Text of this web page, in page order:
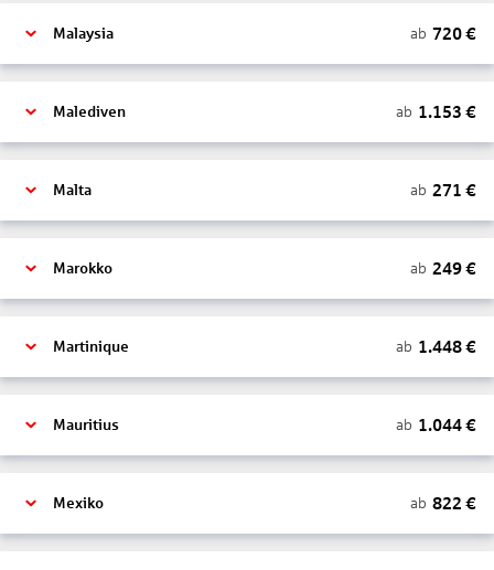
Malaysia ab 720€
Malediven ab 1.153 €
Malta ab 271 €
Marokko ab 249€
Martinique ab 1.448€
Mauritius ab 1.044€
Mexiko ab 822 €